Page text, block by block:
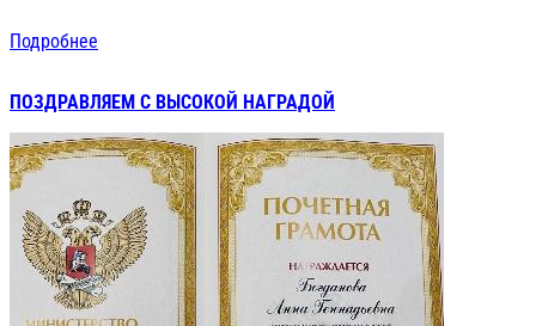
Подробнее
ПОЗДРАВЛЯЕМ С ВЫСОКОЙ НАГРАДОЙ